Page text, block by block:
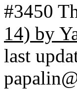
#3450
14) by
last